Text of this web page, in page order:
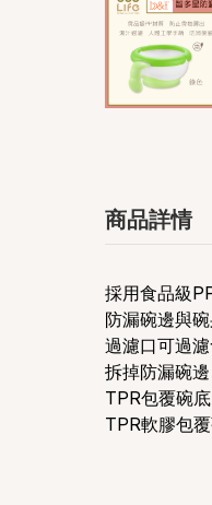
商品詳情
採用食品級
防漏碗邊與
過濾口可過
拆掉防漏碗
TPR包覆碗
TPR軟膠包